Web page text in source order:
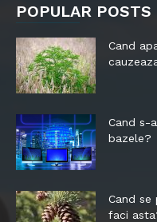
POPULAR POSTS
Cand
Cand s-
bazele?
Cand se
faci